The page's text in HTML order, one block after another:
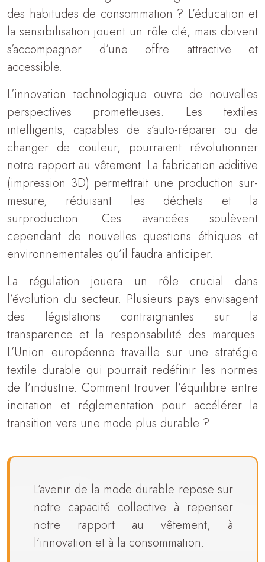
des habitudes de consommation ? L’éducation et
la sensibilisation jouent un rôle clé, mais doivent
s’accompagner d’une offre attractive et
accessible.
L’innovation technologique ouvre de nouvelles
perspectives prometteuses. Les textiles
intelligents, capables de s’auto-réparer ou de
changer de couleur, pourraient révolutionner
notre rapport au vêtement. La fabrication additive
(impression 3D) permettrait une production sur-
mesure, réduisant les déchets et la
surproduction. Ces avancées soulèvent
cependant de nouvelles questions éthiques et
environnementales qu’il faudra anticiper.
La régulation jouera un rôle crucial dans
l’évolution du secteur. Plusieurs pays envisagent
des législations contraignantes sur la
transparence et la responsabilité des marques.
L’Union européenne travaille sur une stratégie
textile durable qui pourrait redéfinir les normes
de l’industrie. Comment trouver l’équilibre entre
incitation et réglementation pour accélérer la
transition vers une mode plus durable ?
L’avenir de la mode durable repose sur
notre capacité collective à repenser
notre rapport au vêtement, à
l’innovation et à la consommation.